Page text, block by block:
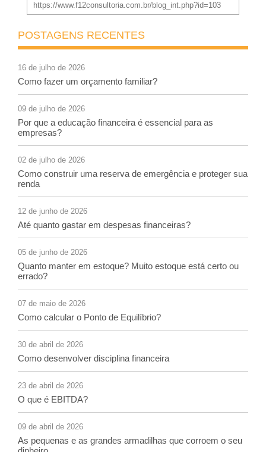
POSTAGENS RECENTES
16 de julho de 2026
Como fazer um orçamento familiar?
09 de julho de 2026
Por que a educação financeira é essencial para as
empresas?
02 de julho de 2026
Como construir uma reserva de emergência e proteger sua
renda
12 de junho de 2026
Até quanto gastar em despesas financeiras?
05 de junho de 2026
Quanto manter em estoque? Muito estoque está certo ou
errado?
07 de maio de 2026
Como calcular o Ponto de Equilíbrio?
30 de abril de 2026
Como desenvolver disciplina financeira
23 de abril de 2026
O que é EBITDA?
09 de abril de 2026
As pequenas e as grandes armadilhas que corroem o seu